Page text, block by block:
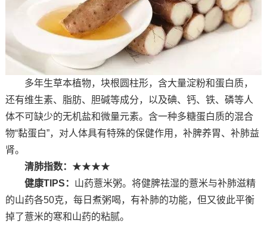
多年生草本植物，块根圆柱形，含大量淀粉和蛋白质，
还有维生素、脂肪、胆碱等成分，以及碘、钙、铁、磷等人
体不可缺少的无机盐和微量元素。含一种多糖蛋白质的混合
物“黏蛋白”，对人体具有特殊的保健作用，补脾养胃、补肺益
肾。
清肺指数： ★★★★
健康TIPS： 山药薏米粥。将健脾祛湿的薏米与补肺滋精
的山药各50克，每日煮粥喝，有补肺的功能，但又彼此平衡
掉了薏米的寒和山药的粘腻。